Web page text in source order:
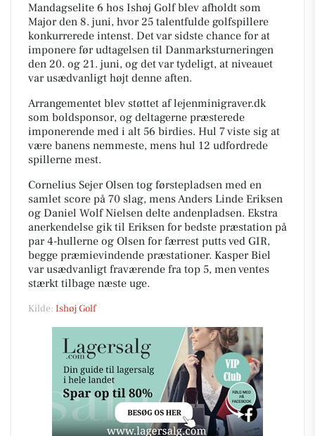
Mandagselite 6 hos Ishøj Golf blev afholdt som
Major den 8. juni, hvor 25 talentfulde golfspillere
konkurrerede intenst. Det var sidste chance for at
imponere før udtagelsen til Danmarksturneringen
den 20. og 21. juni, og det var tydeligt, at niveauet
var usædvanligt højt denne aften.
Arrangementet blev støttet af lejenminigraver.dk
som boldsponsor, og deltagerne præsterede
imponerende med i alt 56 birdies. Hul 7 viste sig at
være banens nemmeste, mens hul 12 udfordrede
spillerne mest.
Cornelius Sejer Olsen tog førstepladsen med en
samlet score på 70 slag, mens Anders Linde Eriksen
og Daniel Wolf Nielsen delte andenpladsen. Ekstra
anerkendelse gik til Eriksen for bedste præstation på
par 4-hullerne og Olsen for færrest putts ved GIR,
begge præmievindende præstationer. Kasper Biel
var usædvanligt fraværende fra top 5, men ventes
stærkt tilbage næste uge.
Kilde: Ishøj Golf